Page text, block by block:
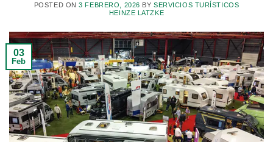
POSTED ON3 FEBRERO, 2026 BYSERVICIOS TURÍSTICOS
HEINZE LATZKE
03
Feb